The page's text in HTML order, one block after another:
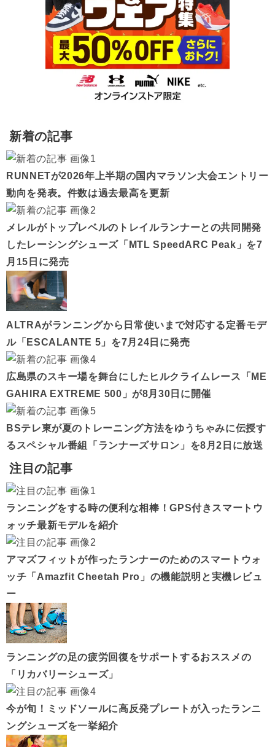
新着の記事
RUNNETが2026年上半期の国内マラソン大会エントリー
動向を発表。件数は過去最高を更新
メレルがトップレベルのトレイルランナーとの共同開発
したレーシングシューズ「MTL SpeedARC Peak」を7
月15日に発売
ALTRAがランニングから日常使いまで対応する定番モデ
ル「ESCALANTE 5」を7月24日に発売
広島県のスキー場を舞台にしたヒルクライムレース「ME
GAHIRA EXTREME 500」が8月30日に開催
BSテレ東が夏のトレーニング方法をゆうちゃみに伝授す
るスペシャル番組「ランナーズサロン」を8月2日に放送
注目の記事
ランニングをする時の便利な相棒！GPS付きスマートウ
ォッチ最新モデルを紹介
アマズフィットが作ったランナーのためのスマートウォ
ッチ「Amazfit Cheetah Pro」の機能説明と実機レビュ
ー
ランニングの足の疲労回復をサポートするおススメの
「リカバリーシューズ」
今が旬！ミッドソールに高反発プレートが入ったランニ
ングシューズを一挙紹介